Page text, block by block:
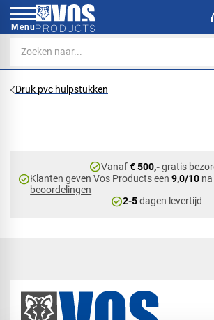
Menu
Druk pvc hulpstukken
check_circleVanaf€ 500,-gratis
check_circleKlanten geven Vos Products een9,0/10
beoordelingen
check_circle2-5dagen levertijd